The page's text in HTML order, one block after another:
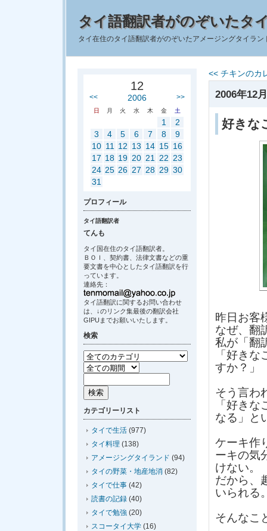
タイ語翻訳者がのぞいたタ
タイ在住のタイ語翻訳者がのぞいたアメージングタイラ
<< チキンのカ
2006年12
好きな
昨日お客
なぜ、翻
私が「翻
「好き
すか？」
そう言わ
「好き
なる」と
ケーキ作
ーキの気
けない。
だから、
いられる
そんなこ
12
<< 2006 >>
日 月 火 水 木 金 土
1
2
3
4 5 6 7 8
9
10 11 12 13 14 15 16
17 18 19 20 21 22 23
24 25 26 27 28 29 30
31
プロフィール
タイ語翻訳者
てんも
タイ国在住のタイ語翻訳者。
ＢＯＩ、契約書、法律文書などの重
要文書を中心としたタイ語翻訳を行
っています。
連絡先：
タイ語翻訳に関するお問い合わせ
は、↓のリンク集最後の翻訳会社
GIPUまでお願いいたします。
検索
カテゴリーリスト
タイで生活 (977)
タイ料理 (138)
アメージングタイランド (94)
タイの野菜・地産地消 (82)
タイで仕事 (42)
読書の記録 (40)
タイで勉強 (20)
スコータイ大学 (16)